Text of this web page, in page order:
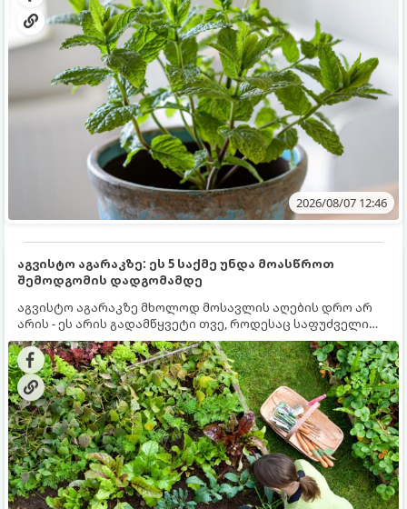
2026/08/07 12:46
აგვისტო აგარაკზე: ეს 5 საქმე უნდა მოასწროთ
შემოდგომის დადგომამდე
აგვისტო აგარაკზე მხოლოდ მოსავლის აღების დრო არ
არის - ეს არის გადამწყვეტი თვე, როდესაც საფუძველი
ეყრება მომავალი წლის მოსავალს და ბაღი მზადდება
შემოდგომა-ზამთრის სეზონისთვის. იმისათვის, რომ
ნიადაგმა ენერგია აღიდგინოს, ხოლო მცენარეებმა
ზამთარს გაუძლონ, აგვისტოს ბოლომდე 5
მნიშვნელოვანი საქმის გაკეთება უნდა მოასწროთ: